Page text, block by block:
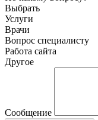
Выбрать
Услуги
Врачи
Вопрос специалисту
Работа сайта
Другое
Сообщение